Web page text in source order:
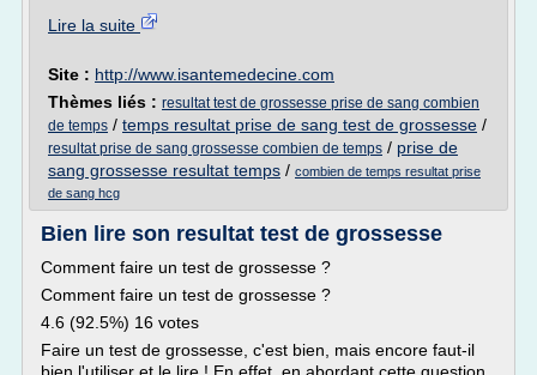
Lire la suite
Site : http://www.isantemedecine.com
Thèmes liés : resultat test de grossesse prise de sang combien
de temps / temps resultat prise de sang test de grossesse /
resultat prise de sang grossesse combien de temps / prise de
sang grossesse resultat temps / combien de temps resultat prise
de sang hcg
Bien lire son resultat test de grossesse
Comment faire un test de grossesse ?
Comment faire un test de grossesse ?
4.6 (92.5%) 16 votes
Faire un test de grossesse, c'est bien, mais encore faut-il